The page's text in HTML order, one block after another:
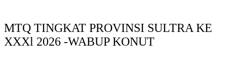
MTQ TINGKAT PROVINSI SULTRA KE
XXXl 2026 -WABUP KONUT